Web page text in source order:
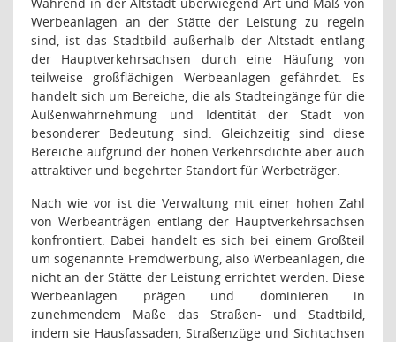
Werbeanlagen an der Stätte der Leistung zu regeln
sind, ist das Stadtbild außerhalb der Altstadt entlang
der Hauptverkehrsachsen durch eine Häufung von
teilweise großflächigen Werbeanlagen gefährdet. Es
handelt sich um Bereiche, die als Stadteingänge für die
Außenwahrnehmung und Identität der Stadt von
besonderer Bedeutung sind. Gleichzeitig sind diese
Bereiche aufgrund der hohen Verkehrsdichte aber auch
attraktiver und begehrter Standort für Werbeträger.
Nach wie vor ist die Verwaltung mit einer hohen Zahl
von Werbeanträgen entlang der Hauptverkehrsachsen
konfrontiert. Dabei handelt es sich bei einem Großteil
um sogenannte Fremdwerbung, also Werbeanlagen, die
nicht an der Stätte der Leistung errichtet werden. Diese
Werbeanlagen prägen und dominieren in
zunehmendem Maße das Straßen- und Stadtbild,
indem sie Hausfassaden, Straßenzüge und Sichtachsen